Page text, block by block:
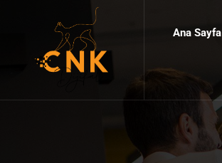
Ana Sayfa